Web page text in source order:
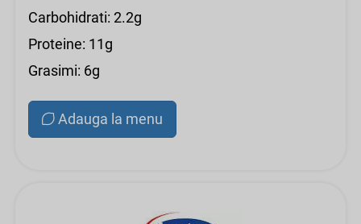
Carbohidrati: 2.2g
Proteine: 11g
Grasimi: 6g
Adauga la menu